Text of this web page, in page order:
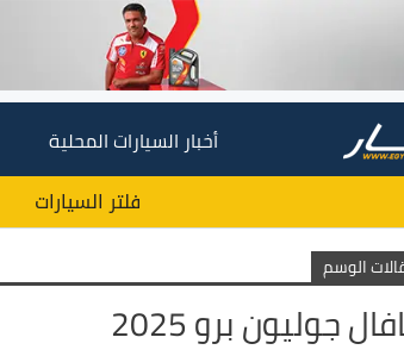
أخبار السيارات المحلية
فلتر السيارات
الوسم
جوليون برو 2025